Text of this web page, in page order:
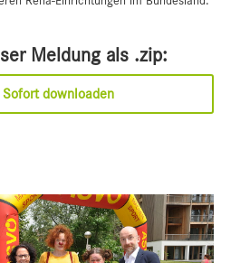
Meldung als .zip:
Sofort downloaden